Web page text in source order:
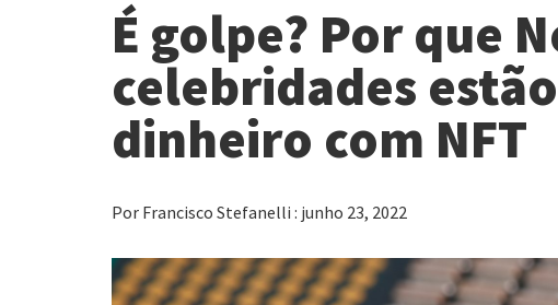
É golpe? Por que
celebridades
dinheiro com NFT
Por Francisco Stefanelli : junho 23, 2022